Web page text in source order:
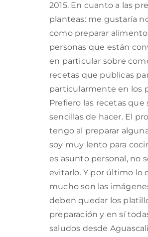
2015. En cuanto a las
planteas: me gustaría
como preparar
personas que están
en particular sobre
recetas que publicas
particularmente en los
Prefiero las recetas que
sencillas de hacer. El
tengo al preparar
soy muy lento para
es asunto personal, no
evitarlo. Y por último lo
mucho son las
deben quedar los
preparación y en sí
saludos desde